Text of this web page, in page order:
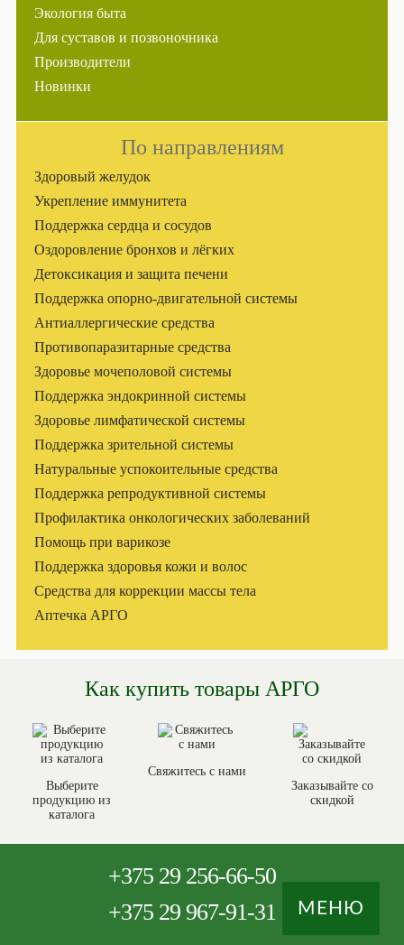
МЕНЮ
Экология быта
Для суставов и позвоночника
Производители
Новинки
По направлениям
Здоровый желудок
Укрепление иммунитета
Поддержка сердца и сосудов
Оздоровление бронхов и лёгких
Детоксикация и защита печени
Поддержка опорно-двигательной системы
Антиаллергические средства
Противопаразитарные средства
Здоровье мочеполовой системы
Поддержка эндокринной системы
Здоровье лимфатической системы
Поддержка зрительной системы
Натуральные успокоительные средства
Поддержка репродуктивной системы
Профилактика онкологических заболеваний
Помощь при варикозе
Поддержка здоровья кожи и волос
Средства для коррекции массы тела
Аптечка АРГО
Как купить товары АРГО
Выберите
продукцию из
каталога
Свяжитесь с нами
Заказывайте со
скидкой
+375 29 256-66-50
+375 29 967-91-31